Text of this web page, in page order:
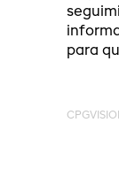
para